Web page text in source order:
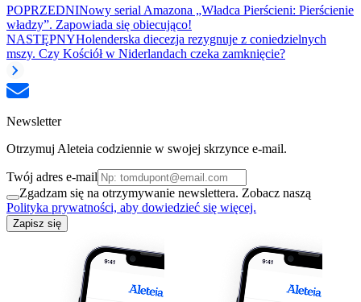
POPRZEDNINowy serial Amazona „Władca Pierścieni: Pierścienie
władzy”. Zapowiada się obiecująco!
NASTĘPNYHolenderska diecezja rezygnuje z coniedzielnych
mszy. Czy Kościół w Niderlandach czeka zamknięcie?
Newsletter
Otrzymuj Aleteia codziennie w swojej skrzynce e-mail.
Twój adres e-mail
Zgadzam się na otrzymywanie newslettera. Zobacz naszą
Polityka prywatności, aby dowiedzieć się więcej.
Zapisz się